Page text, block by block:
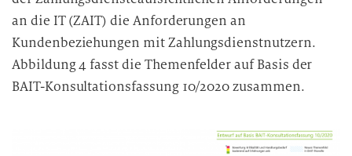
an die IT (ZAIT) die Anforderungen an
Kundenbeziehungen mit Zahlungsdienstnutzern.
Abbildung 4 fasst die Themenfelder auf Basis der
BAIT-Konsultationsfassung 10/2020 zusammen.